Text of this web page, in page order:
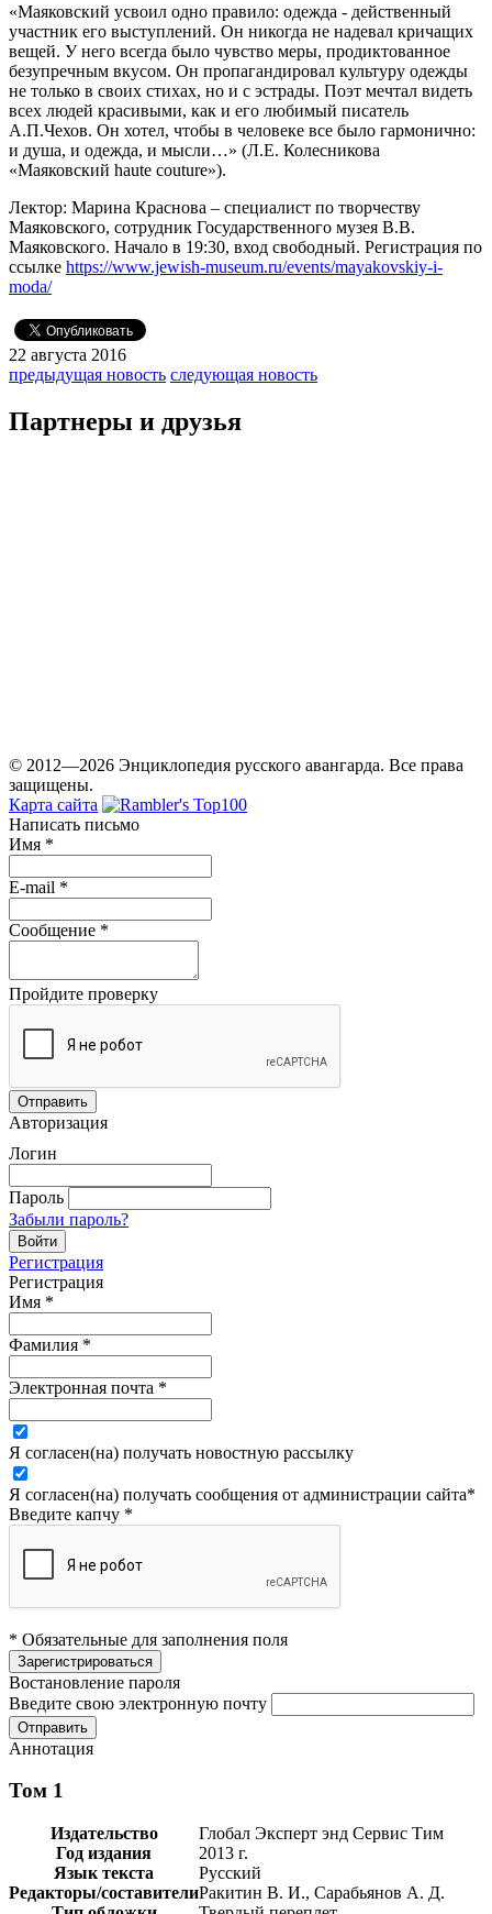
«Маяковский усвоил одно правило: одежда - действенный
участник его выступлений. Он никогда не надевал кричащих
вещей. У него всегда было чувство меры, продиктованное
безупречным вкусом. Он пропагандировал культуру одежды
не только в своих стихах, но и с эстрады. Поэт мечтал видеть
всех людей красивыми, как и его любимый писатель
А.П.Чехов. Он хотел, чтобы в человеке все было гармонично:
и душа, и одежда, и мысли…» (Л.Е. Колесникова
«Маяковский haute couture»).
Лектор: Марина Краснова – специалист по творчеству
Маяковского, сотрудник Государственного музея В.В.
Маяковского. Начало в 19:30, вход свободный. Регистрация по
ссылке https://www.jewish-museum.ru/events/mayakovskiy-i-
moda/
22 августа 2016
предыдущая новость следующая новость
Партнеры и друзья
© 2012—2026 Энциклопедия русского авангарда. Все права
защищены.
Карта сайта
Написать письмо
Имя *
E-mail *
Сообщение *
Пройдите проверку
Авторизация
Логин
Пароль
Забыли пароль?
Регистрация
Регистрация
Имя *
Фамилия *
Электронная почта *
Я согласен(на) получать новостную рассылку
Я согласен(на) получать сообщения от администрации сайта*
Введите капчу *
* Обязательные для заполнения поля
Востановление пароля
Введите свою электронную почту
Аннотация
Том 1
Издательство
Глобал Эксперт энд Сервис Тим
Год издания
2013 г.
Язык текста
Русский
Редакторы/составителиРакитин В. И., Сарабьянов А. Д.